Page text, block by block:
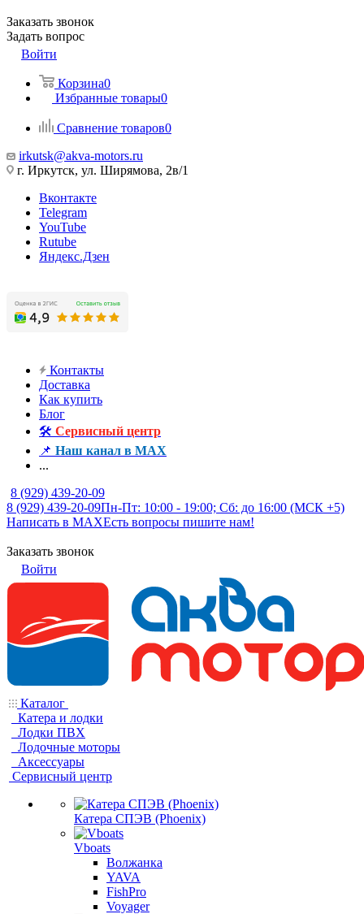
Заказать звонок
Задать вопрос
Войти
Корзина0
Избранные товары0
Сравнение товаров0
irkutsk@akva-motors.ru
г. Иркутск, ул. Ширямова, 2в/1
Вконтакте
Telegram
YouTube
Rutube
Яндекс.Дзен
Контакты
Доставка
Как купить
Блог
🛠️ Сервисный центр
📌 Наш канал в MAX
...
8 (929) 439-20-09
8 (929) 439-20-09Пн-Пт: 10:00 - 19:00; Сб: до 16:00 (МСК +5)
Написать в MAXЕсть вопросы пишите нам!
Заказать звонок
Войти
Каталог
Катера и лодки
Лодки ПВХ
Лодочные моторы
Аксессуары
Сервисный центр
Катера СПЭВ (Phoenix)
Vboats
Волжанка
YAVA
FishPro
Voyager